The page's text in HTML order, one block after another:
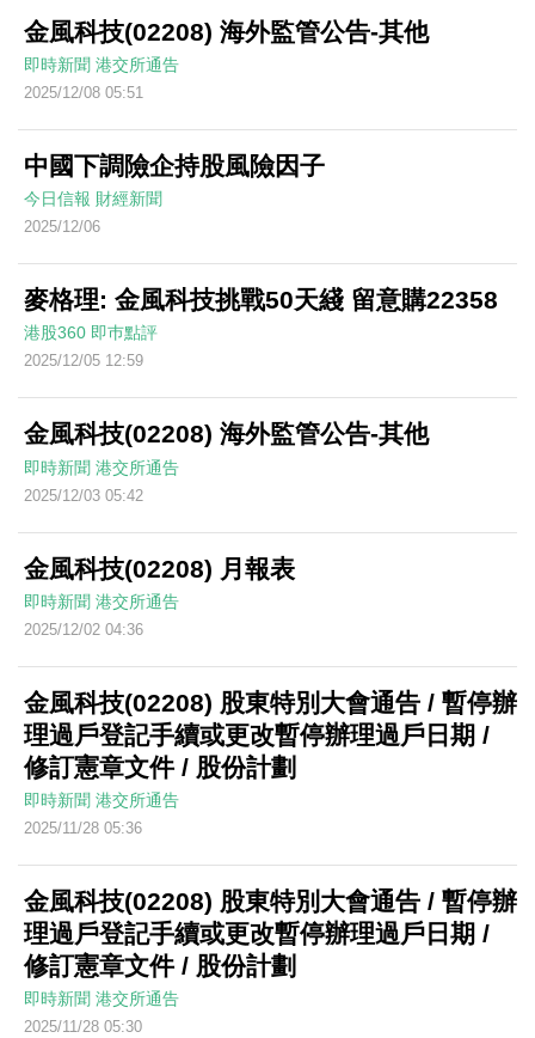
金風科技(02208) 海外監管公告-其他
即時新聞 港交所通告
2025/12/08 05:51
中國下調險企持股風險因子
今日信報 財經新聞
2025/12/06
麥格理: 金風科技挑戰50天綫 留意購22358
港股360 即巿點評
2025/12/05 12:59
金風科技(02208) 海外監管公告-其他
即時新聞 港交所通告
2025/12/03 05:42
金風科技(02208) 月報表
即時新聞 港交所通告
2025/12/02 04:36
金風科技(02208) 股東特別大會通告 / 暫停辦
理過戶登記手續或更改暫停辦理過戶日期 /
修訂憲章文件 / 股份計劃
即時新聞 港交所通告
2025/11/28 05:36
金風科技(02208) 股東特別大會通告 / 暫停辦
理過戶登記手續或更改暫停辦理過戶日期 /
修訂憲章文件 / 股份計劃
即時新聞 港交所通告
2025/11/28 05:30